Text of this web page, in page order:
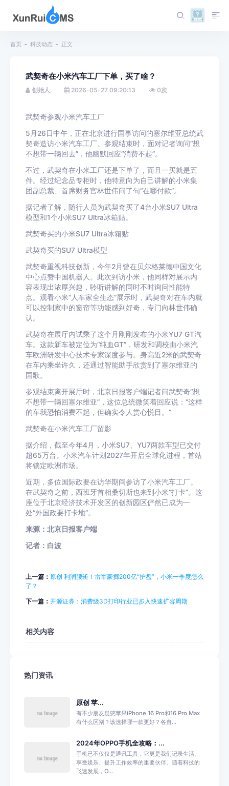
首页 科技动态 正文
武契奇在小米汽车工厂下单，买了啥？
创始人 2026-05-27 09:20:13 0次
武契奇参观小米汽车工厂
5月26日中午，正在北京进行国事访问的塞尔维亚总统武
契奇造访小米汽车工厂。参观结束时，面对记者询问“想
不想带一辆回去”，他幽默回应“消费不起”。
不过，武契奇在小米工厂还是下单了，而且一买就是五
件。经过纪念品专柜时，他特意向为自己讲解的小米集
团副总裁、首席财务官林世伟问了句“在哪付款”。
据记者了解，随行人员为武契奇买了4台小米SU7 Ultra
模型和1个小米SU7 Ultra冰箱贴。
武契奇买的小米SU7 Ultra冰箱贴
武契奇买的SU7 Ultra模型
武契奇重视科技创新，今年2月曾在贝尔格莱德中国文化
中心点赞中国机器人。此次到访小米，他同样对展示内
容表现出浓厚兴趣，聆听讲解的同时不时询问性能特
点。观看小米“人车家全生态”展示时，武契奇对在车内就
可以控制家中的窗帘等功能感到好奇，专门向林世伟确
认。
武契奇在展厅内试乘了这个月刚刚发布的小米YU7 GT汽
车。这款新车被定位为“纯血GT”，研发和调校由小米汽
车欧洲研发中心技术专家深度参与。身高近2米的武契奇
在车内乘坐许久，还通过智能助手欣赏到了塞尔维亚的
国歌。
参观结束离开展厅时，北京日报客户端记者问武契奇“想
不想带一辆回塞尔维亚”，这位总统微笑着回应说：“这样
的车我恐怕消费不起，但确实令人赏心悦目。”
武契奇在小米汽车工厂留影
据介绍，截至今年4月，小米SU7、YU7两款车型已交付
超65万台。小米汽车计划2027年开启全球化进程，首站
将锁定欧洲市场。
近期，多位国际政要在访华期间参访了小米汽车工厂。
在武契奇之前，西班牙首相桑切斯也来到小米“打卡”。这
座位于北京经济技术开发区的创新园区俨然已成为一
处“外国政要打卡地”。
来源：北京日报客户端
记者：白波
上一篇： 原创 利润腰斩！雷军豪掷200亿“护盘”，小米一季度怎么
了？
下一篇： 开源证券：消费级3D打印行业已步入快速扩容周期
相关内容
热门资讯
原创 苹...
有不少朋友疑惑苹果iPhone 16 Pro和16 Pro Max
有什么区别？该选择哪一款更好？各自...
2024年OPPO手机全攻略：...
手机已不仅仅是通讯工具，它更是我们记录生活、
享受娱乐、提升工作效率的重要伙伴。随着科技的
飞速发展，O...